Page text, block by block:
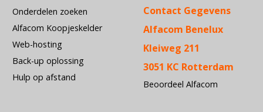
Onderdelen zoeken
Alfacom Koopjeskelder
Web-hosting
Back-up oplossing
Hulp op afstand
Contact Gegevens
Alfacom Benelux
Kleiweg 211
3051 KC Rotterdam
Beoordeel Alfacom